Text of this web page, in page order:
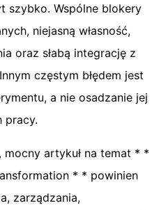
szybko. Wspólne blokery
niejasną własność,
oraz słabą integrację z
częstym błędem jest
a nie osadzanie jej
pracy.
mocny artykuł na temat * *
* * powinien
zarządzania,